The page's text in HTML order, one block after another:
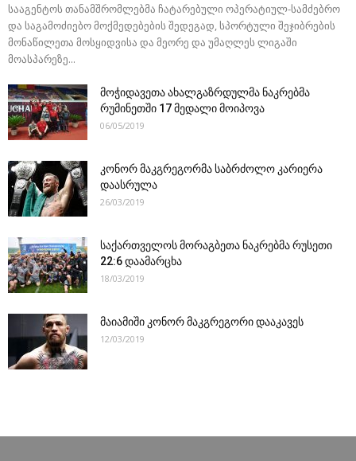
სააგენტოს თანამშრომლებმა ჩატარებული ოპერატიულ-სამძებრო
და საგამოძიებო მოქმედებების შედეგად, სპორტული შეჯიბრების
მონაწილეთა მოსყიდვისა და მეორე და უმაღლეს ლიგაში
მოასპარეზე...
მოჭიდავეთა ახალგაზრდულმა ნაკრებმა
რუმინეთში 17 მედალი მოიპოვა
06/05/2019
კონორ მაკგრეგორმა საბრძოლო კარიერა
დაასრულა
26/03/2019
საქართველოს მორაგბეთა ნაკრებმა რუსეთი
22:6 დაამარცხა
18/03/2019
მაიამიში კონორ მაკგრეგორი დააკავეს
12/03/2019